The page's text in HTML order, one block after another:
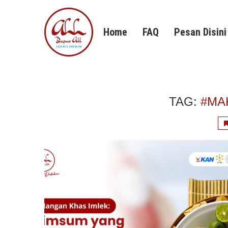
Home FAQ Pesan Disini
TAG: